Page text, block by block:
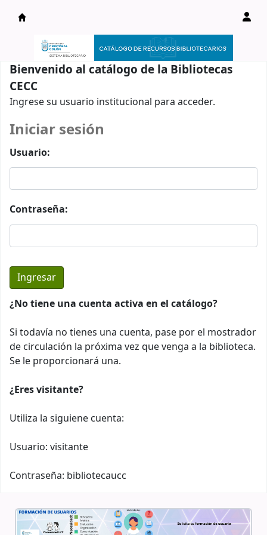
Catálogo en línea
Bienvenido al catálogo de la Bibliotecas
CECC
Ingrese su usuario institucional para acceder.
Iniciar sesión
Usuario:
Contraseña:
¿No tiene una cuenta activa en el catálogo?
Si todavía no tienes una cuenta, pase por el mostrador
de circulación la próxima vez que venga a la biblioteca.
Se le proporcionará una.
¿Eres visitante?
Utiliza la siguiene cuenta:
Usuario: visitante
Contraseña: bibliotecaucc